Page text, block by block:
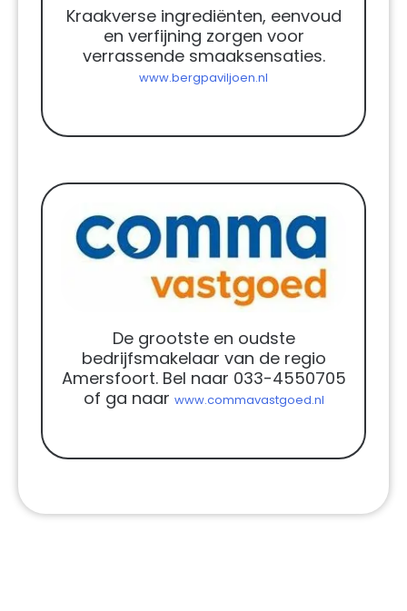
Kraakverse ingrediënten, eenvoud
en verfijning zorgen voor
verrassende smaaksensaties.
www.bergpaviljoen.nl
De grootste en oudste
bedrijfsmakelaar van de regio
Amersfoort. Bel naar 033-4550705
of ga naar www.commavastgoed.nl